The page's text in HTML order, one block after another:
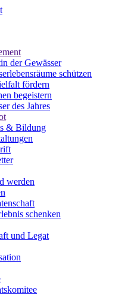
der Gewässer
schützen
fördern
begeistern
des Jahres
& Bildung
werden
schenken
und Legat